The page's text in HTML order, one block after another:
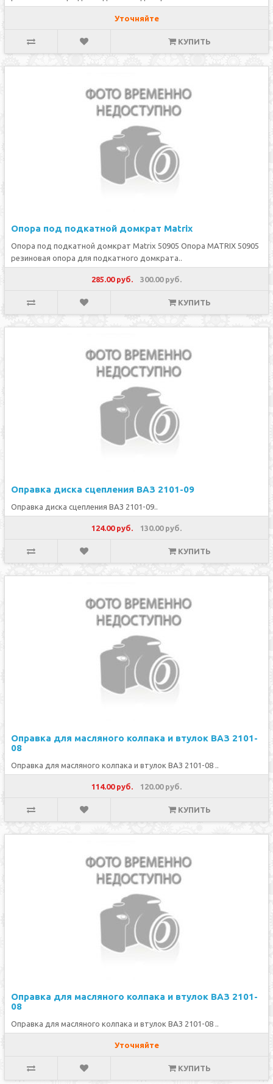
Уточняйте
КУПИТЬ
Опора под подкатной домкрат Matrix
Опора под подкатной домкрат Matrix 50905 Опора MATRIX 50905
резиновая опора для подкатного домкрата..
285.00 руб. 300.00 руб.
КУПИТЬ
Оправка диска сцепления ВАЗ 2101-09
Оправка диска сцепления ВАЗ 2101-09..
124.00 руб. 130.00 руб.
КУПИТЬ
Оправка для масляного колпака и втулок ВАЗ 2101-
08
Оправка для масляного колпака и втулок ВАЗ 2101-08 ..
114.00 руб. 120.00 руб.
КУПИТЬ
Оправка для масляного колпака и втулок ВАЗ 2101-
08
Оправка для масляного колпака и втулок ВАЗ 2101-08 ..
Уточняйте
КУПИТЬ